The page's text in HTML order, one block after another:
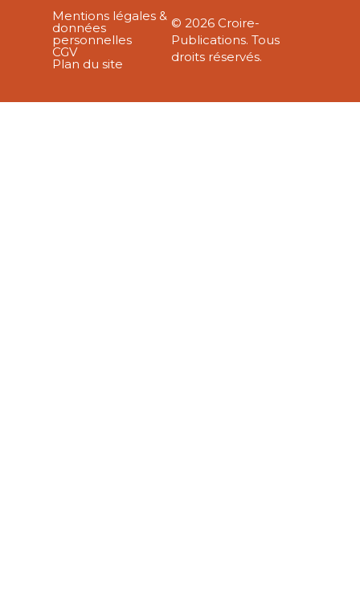
Mentions légales &
données
personnelles
CGV
Plan du site
© 2026 Croire-
Publications. Tous
droits réservés.